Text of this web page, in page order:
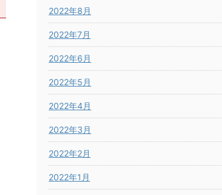
2022年8月
2022年7月
2022年6月
2022年5月
2022年4月
2022年3月
2022年2月
2022年1月